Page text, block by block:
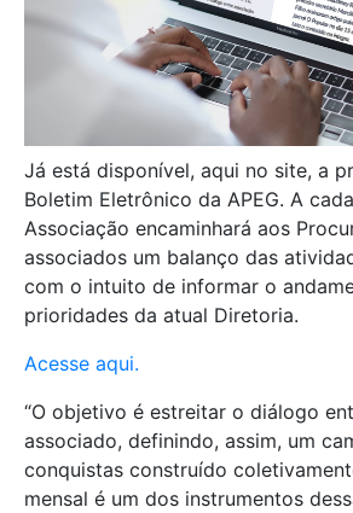
Já está disponível, aqui no site, a
Boletim Eletrônico da APEG. A
Associação encaminhará aos
associados um balanço das
com o intuito de informar o
prioridades da atual Diretoria.
Acesse aqui.
“O objetivo é estreitar o diálogo
associado, definindo, assim, um
conquistas construído
mensal é um dos instrumentos